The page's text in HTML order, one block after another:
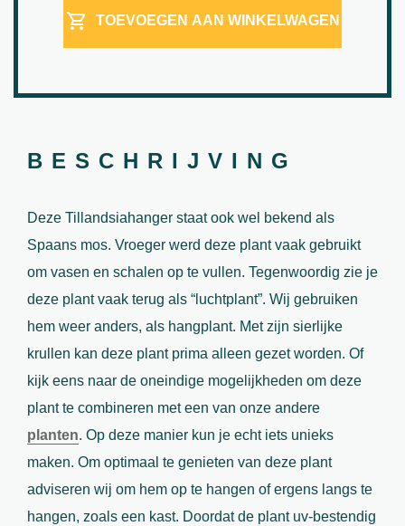
TOEVOEGEN AAN WINKELWAGEN
BESCHRIJVING
Deze Tillandsiahanger staat ook wel bekend als
Spaans mos. Vroeger werd deze plant vaak gebruikt
om vasen en schalen op te vullen. Tegenwoordig zie je
deze plant vaak terug als “luchtplant”. Wij gebruiken
hem weer anders, als hangplant. Met zijn sierlijke
krullen kan deze plant prima alleen gezet worden. Of
kijk eens naar de oneindige mogelijkheden om deze
plant te combineren met een van onze andere
planten. Op deze manier kun je echt iets unieks
maken. Om optimaal te genieten van deze plant
adviseren wij om hem op te hangen of ergens langs te
hangen, zoals een kast. Doordat de plant uv-bestendig